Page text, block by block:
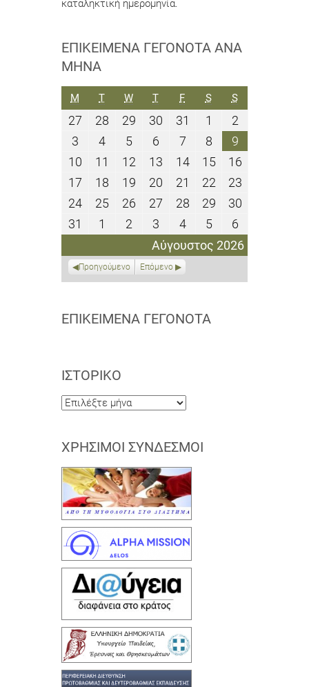
καταληκτική ημερομηνία.
ΕΠΙΚΕΊΜΕΝΑ ΓΕΓΟΝΌΤΑ ΑΝΆ
ΜΉΝΑ
Αύγουστος 2026
M ΔΕΥΤΈΡΑ
TΤΡΊΤΗ
WΤΕΤΆΡΤΗ
TΠΈΜΠΤΗ
FΠΑΡΑΣΚΕΥΉ
SΣΆΒΒΑΤΟ
SΚΥΡΙΑΚΉ
27
Ιουλίου
2026
28
Ιουλίου
2026
29
Ιουλίου
2026
30
Ιουλίου
2026
31
Ιουλίου
2026
1
Αυγούστου
2026
22
Αυγούστου
2026
3
Αυγούστου
2026
44
Αυγούστου
2026
55
Αυγούστου
2026
6
Αυγούστου
2026
77
Αυγούστου
2026
88
Αυγούστου
2026
99
Αυγούστου
2026
10
Αυγούστου
2026
11
Αυγούστου
2026
12
Αυγούστου
2026
13
Αυγούστου
2026
1414
Αυγούστου
2026
1515
Αυγούστου
2026
1616
Αυγούστου
2026
17
Αυγούστου
2026
18
Αυγούστου
2026
19
Αυγούστου
2026
20
Αυγούστου
2026
21
Αυγούστου
2026
2222
Αυγούστου
2026
2323
2026
2424
Αυγούστου
2026
2525
Αυγούστου
2026
26
Αυγούστου
2026
27
Αυγούστου
2026
2828
Αυγούστου
2026
2929
Αυγούστου
2026
3030
2026
31
Αυγούστου
1
Σεπτεμβρίου
2
Σεπτεμβρίου
2026
3
Σεπτεμβρίου
2026
44
Σεπτεμβρίου
2026
55
Σεπτεμβρίου
2026
66
2026
Προηγούμενο Επόμενο
ΕΠΙΚΕΊΜΕΝΑ ΓΕΓΟΝΌΤΑ
ΙΣΤΟΡΙΚΌ
Ιστορικό
ΧΡΉΣΙΜΟΙ ΣΎΝΔΕΣΜΟΙ